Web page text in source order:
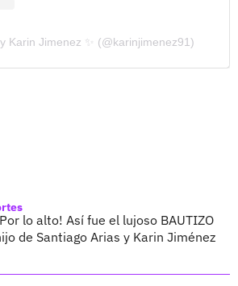
Karin Jimenez ✨ (@karinjimenez91)
lo alto! Así fue el lujoso BAUTIZO
de Santiago Arias y Karin Jiménez